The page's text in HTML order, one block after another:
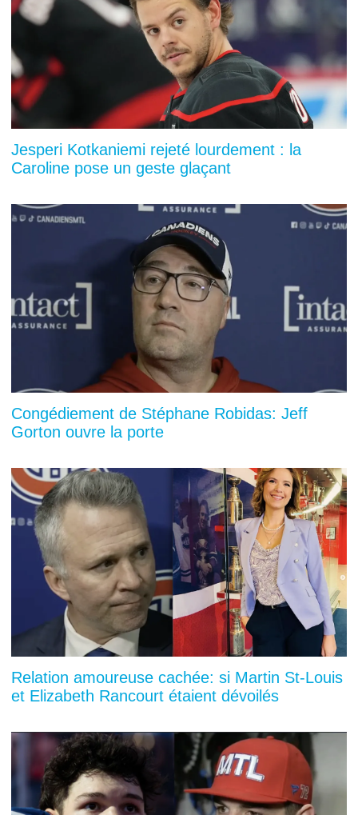
Jesperi Kotkaniemi rejeté lourdement : la
Caroline pose un geste glaçant
Congédiement de Stéphane Robidas: Jeff
Gorton ouvre la porte
Relation amoureuse cachée: si Martin St-Louis
et Elizabeth Rancourt étaient dévoilés